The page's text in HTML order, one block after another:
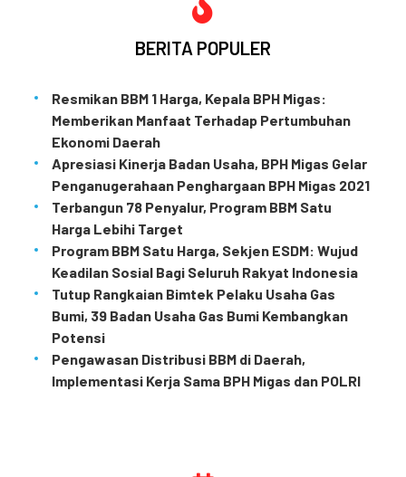
BERITA POPULER
Resmikan BBM 1 Harga, Kepala BPH Migas:
Memberikan Manfaat Terhadap Pertumbuhan
Ekonomi Daerah
Apresiasi Kinerja Badan Usaha, BPH Migas Gelar
Penganugerahaan Penghargaan BPH Migas 2021
Terbangun 78 Penyalur, Program BBM Satu
Harga Lebihi Target
Program BBM Satu Harga, Sekjen ESDM: Wujud
Keadilan Sosial Bagi Seluruh Rakyat Indonesia
Tutup Rangkaian Bimtek Pelaku Usaha Gas
Bumi, 39 Badan Usaha Gas Bumi Kembangkan
Potensi
Pengawasan Distribusi BBM di Daerah,
Implementasi Kerja Sama BPH Migas dan POLRI